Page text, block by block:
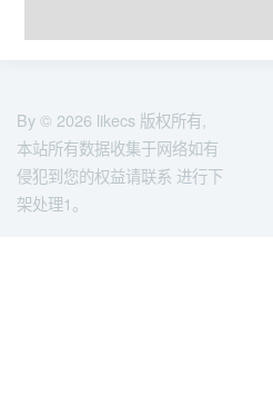
By © 2026 likecs 版权所有,
本站所有数据收集于网络如有
侵犯到您的权益请联系 进行下
架处理1。